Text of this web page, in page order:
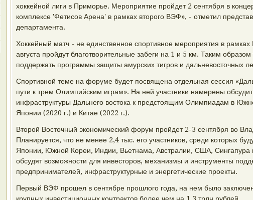
хоккейной лиги в Приморье. Мероприятие пройдет 2 сентября в
комплексе 'Фетисов Арена' в рамках второго ВЭФ», - отметил
департамента.
Хоккейный матч - не единственное спортивное мероприятия в
августа пройдут благотворительные забеги на 1 и 5 км. Таким
поддержать программы защиты амурских тигров и дальневосточных
Спортивной теме на форуме будет посвящена отдельная сессия
пути к трем Олимпийским играм». На ней участники намерены
инфраструктуры Дальнего востока к предстоящим Олимпиадам в
Японии (2020 г.) и Китае (2022 г.).
Второй Восточный экономический форум пройдет 2-3 сентября во
Планируется, что не менее 2,4 тыс. его участников, среди которых
Японии, Южной Кореи, Индии, Вьетнама, Австралии, США, Сингапура
обсудят возможности для инвесторов, механизмы и инструменты
предпринимателей, инфраструктурные и энергетические проекты.
Первый ВЭФ прошел в сентябре прошлого года, на нем было